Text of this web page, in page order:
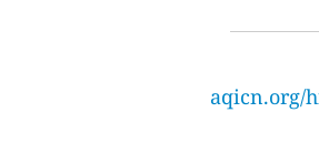
aqicn.org/